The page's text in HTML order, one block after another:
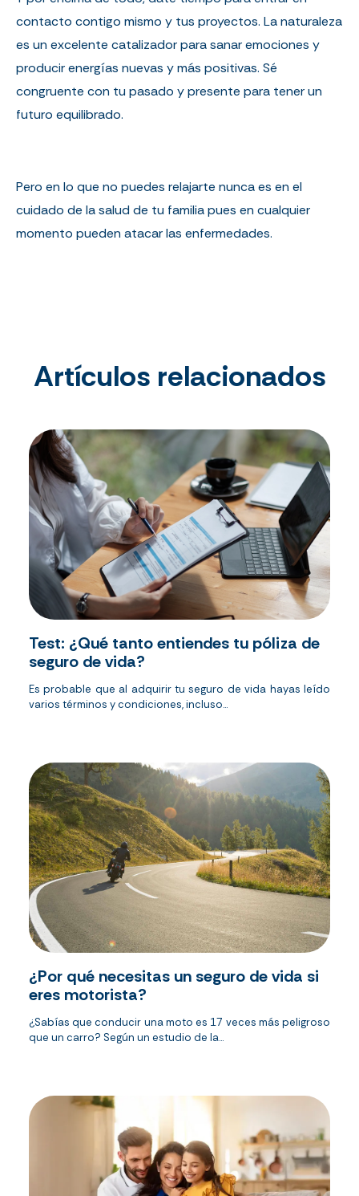
contacto contigo mismo y tus proyectos. La naturaleza
es un excelente catalizador para sanar emociones y
producir energías nuevas y más positivas. Sé
congruente con tu pasado y presente para tener un
futuro equilibrado.
Pero en lo que no puedes relajarte nunca es en el
cuidado de la salud de tu familia pues en cualquier
momento pueden atacar las enfermedades.
Artículos relacionados
Test: ¿Qué tanto entiendes tu póliza de
seguro de vida?
Es probable que al adquirir tu seguro de vida hayas leído
varios términos y condiciones, incluso...
¿Por qué necesitas un seguro de vida si
eres motorista?
¿Sabías que conducir una moto es 17 veces más peligroso
que un carro? Según un estudio de la...